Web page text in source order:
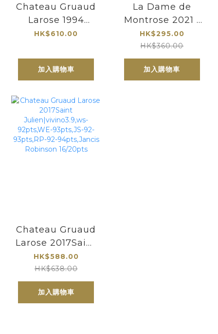
Chateau Gruaud
Larose 1994
Saint
Julien產區 - 二級
莊金玫瑰
HK$610.00
加入購物車
La Dame de
Montrose 2021 |
玫瑰莊園副牌|波爾
多超二級莊|Robert
Parker評為世界
155家偉大酒莊之一
HK$295.00
HK$360.00
加入購物車
Chateau Gruaud
Larose 2017Saint
Julien|vivino3.9,ws-
92pts,WE-
93pts,JS-92-
93pts,RP-92-
HK$588.00
HK$638.00
加入購物車